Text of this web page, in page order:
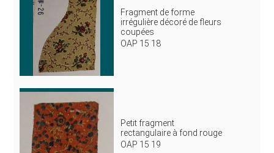
Fragment de forme
irrégulière décoré de fleurs
coupées
OAP 15 18
Petit fragment
rectangulaire à fond rouge
OAP 15 19